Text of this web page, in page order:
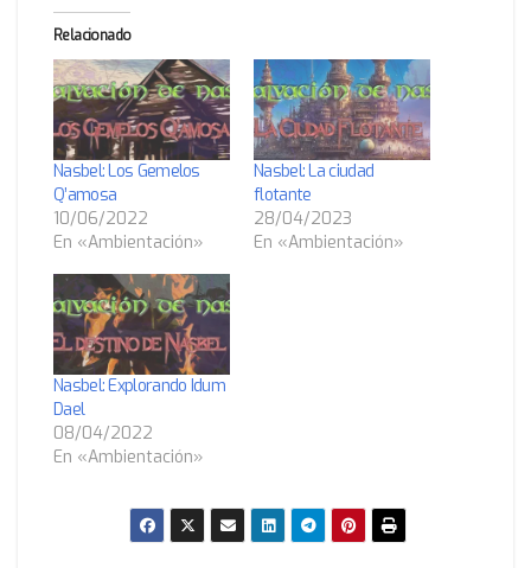
Relacionado
Nasbel: Los Gemelos
Q’amosa
10/06/2022
En «Ambientación»
Nasbel: La ciudad
flotante
28/04/2023
En «Ambientación»
Nasbel: Explorando Idum
Dael
08/04/2022
En «Ambientación»